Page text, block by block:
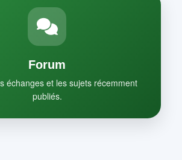
Forum
échanges et les sujets récemment
publiés.